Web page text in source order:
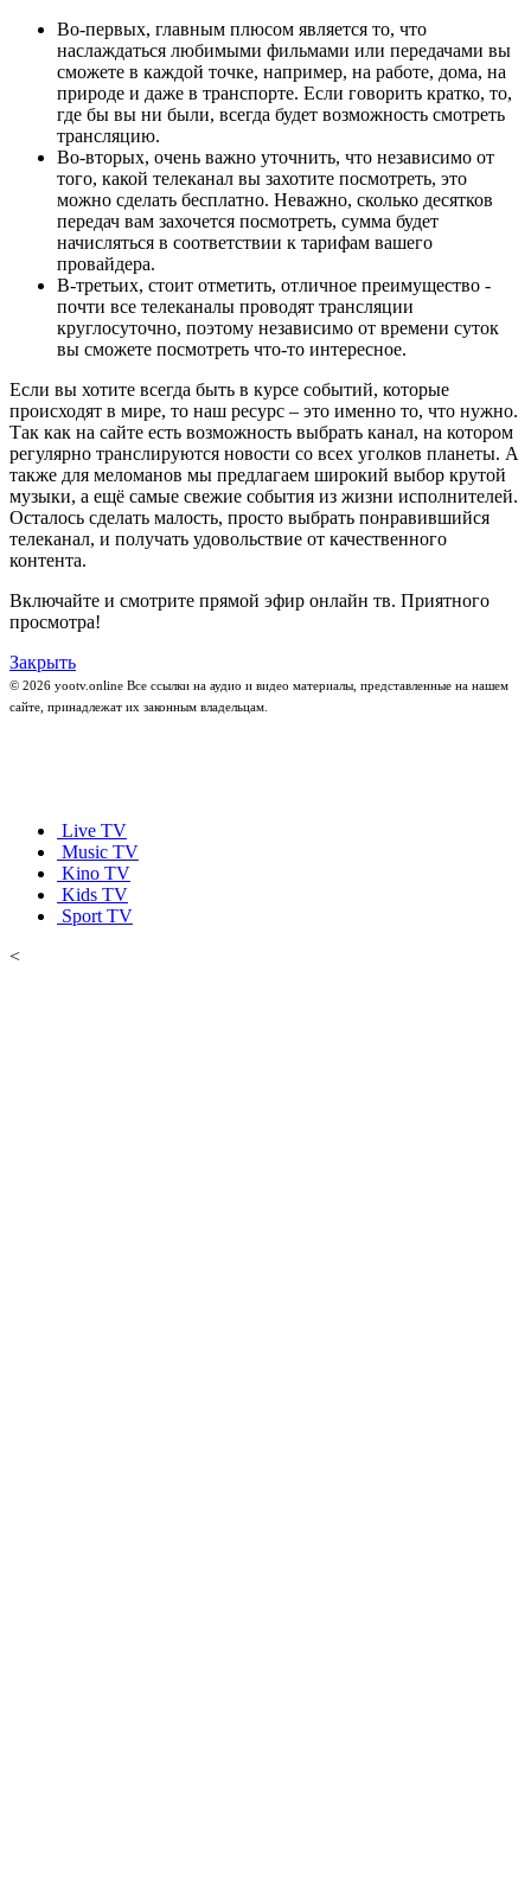
Во-первых, главным плюсом является то, что
наслаждаться любимыми фильмами или передачами вы
сможете в каждой точке, например, на работе, дома, на
природе и даже в транспорте. Если говорить кратко, то,
где бы вы ни были, всегда будет возможность смотреть
трансляцию.
Во-вторых, очень важно уточнить, что независимо от
того, какой телеканал вы захотите посмотреть, это
можно сделать бесплатно. Неважно, сколько десятков
передач вам захочется посмотреть, сумма будет
начисляться в соответствии к тарифам вашего
провайдера.
В-третьих, стоит отметить, отличное преимущество -
почти все телеканалы проводят трансляции
круглосуточно, поэтому независимо от времени суток
вы сможете посмотреть что-то интересное.
Если вы хотите всегда быть в курсе событий, которые
происходят в мире, то наш ресурс – это именно то, что нужно.
Так как на сайте есть возможность выбрать канал, на котором
регулярно транслируются новости со всех уголков планеты. А
также для меломанов мы предлагаем широкий выбор крутой
музыки, а ещё самые свежие события из жизни исполнителей.
Осталось сделать малость, просто выбрать понравившийся
телеканал, и получать удовольствие от качественного
контента.
Включайте и смотрите прямой эфир онлайн тв. Приятного
просмотра!
Закрыть
© 2026 yootv.online Все ссылки на аудио и видео материалы, представленные на нашем
сайте, принадлежат их законным владельцам.
Live TV
Music TV
Kino TV
Kids TV
Sport TV
<